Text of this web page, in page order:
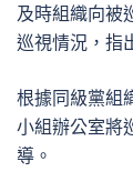
及時組織向被
巡視情況，指
根據同級黨組
小組辦公室將
導。